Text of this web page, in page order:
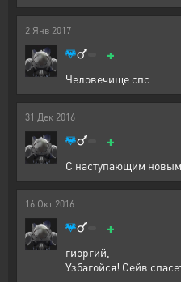
2 Янв 2017
+
Человечище спс
31 Дек 2016
+
С наступающим
16 Окт 2016
+
гиоргий,
Узбагойся! Сейв